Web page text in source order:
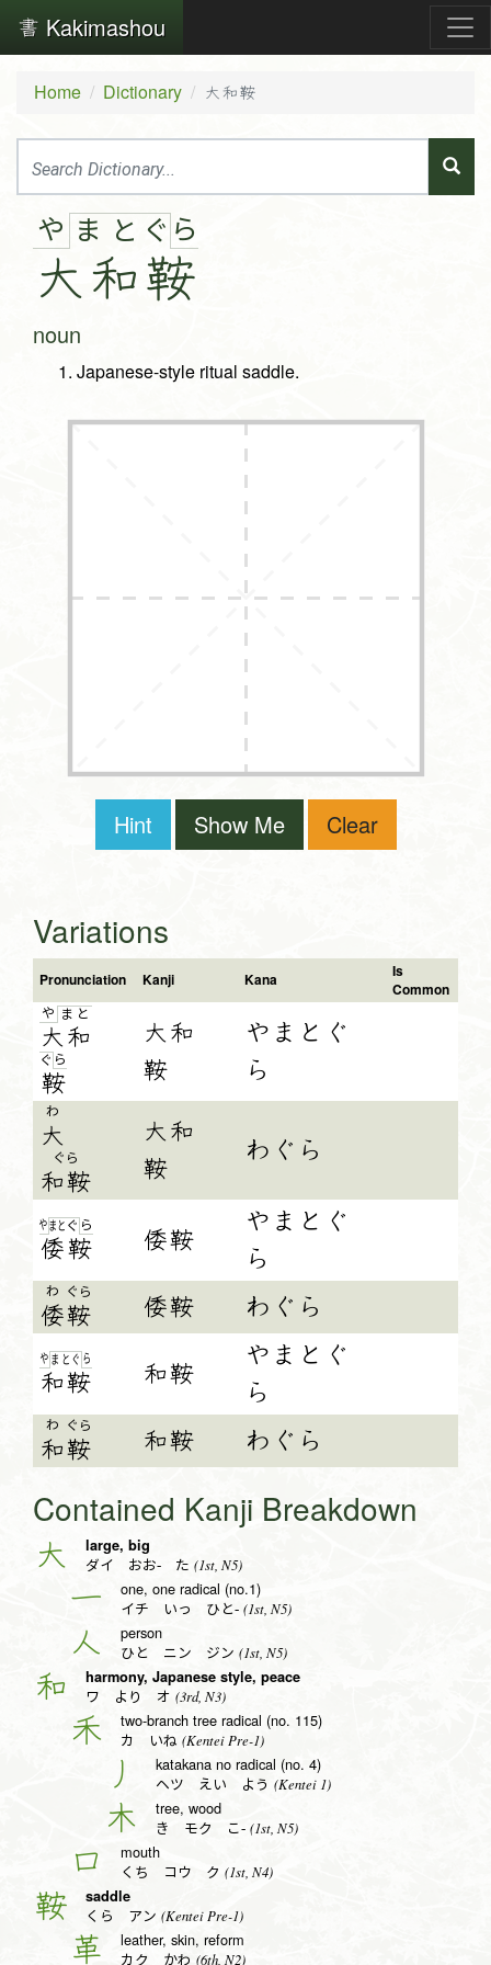
Kakimashou
Home Dictionary 大和鞍
や ま と
大和
ぐ ら
鞍
noun
Japanese-style ritual saddle.
Hint Show Me Clear
Variations
Pronunciation Kanji Kana
Is
Common
や ま と
大和
ぐ ら
鞍
大和
鞍
やまとぐ
ら
わ
大
ぐら
和鞍
大和
鞍
わぐら
やまと
倭
ぐ ら
鞍 倭鞍
やまとぐ
ら
わ
倭
ぐら
鞍 倭鞍 わぐら
や ま と ぐ ら
和鞍 和鞍
やまとぐ
ら
わ
和
ぐら
鞍 和鞍 わぐら
Contained Kanji Breakdown
大 large, big
ダイ おお- た (1st, N5)
一 one, one radical (no.1)
イチ いっ ひと- (1st, N5)
人 person
ひと ニン ジン (1st, N5)
和 harmony, Japanese style, peace
ワ より オ (3rd, N3)
禾 two-branch tree radical (no. 115)
カ いね (Kentei Pre-1)
丿 katakana no radical (no. 4)
ヘツ えい よう (Kentei 1)
木 tree, wood
き モク こ- (1st, N5)
口 mouth
くち コウ ク (1st, N4)
鞍 saddle
くら アン (Kentei Pre-1)
革 leather, skin, reform
カク かわ (6th, N2)